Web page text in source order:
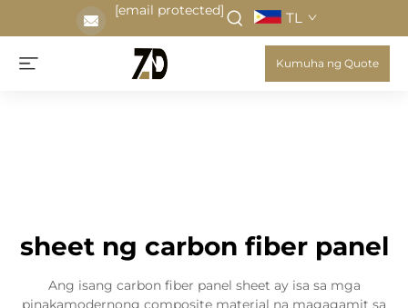
[email protected] TL
Kumuha ng Quote
sheet ng carbon fiber panel
Ang isang carbon fiber panel sheet ay isa sa mga
pinakamodernong composite material na magagamit sa